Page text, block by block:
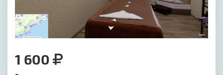
1 600